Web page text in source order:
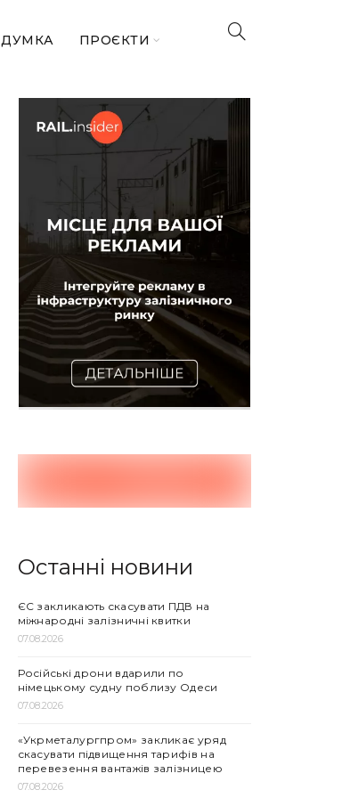
ДУМКА ПРОЄКТИ
Останні новини
ЄС закликають скасувати ПДВ на
міжнародні залізничні квитки
07.08.2026
Російські дрони вдарили по
німецькому судну поблизу Одеси
07.08.2026
«Укрметалургпром» закликає уряд
скасувати підвищення тарифів на
перевезення вантажів залізницею
07.08.2026